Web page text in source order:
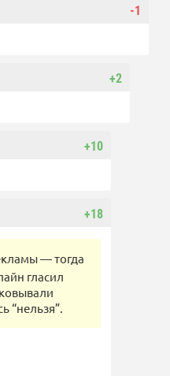
-1
+2
+10
+18
— тогда
гласил
“нельзя”.